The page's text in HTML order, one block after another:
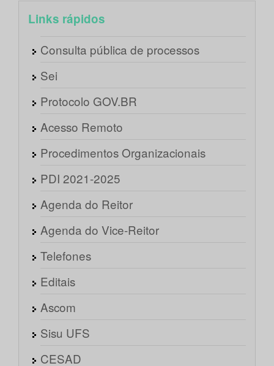
Links rápidos
Consulta pública de processos
Sei
Protocolo GOV.BR
Acesso Remoto
Procedimentos Organizacionais
PDI 2021-2025
Agenda do Reitor
Agenda do Vice-Reitor
Telefones
Editais
Ascom
Sisu UFS
CESAD